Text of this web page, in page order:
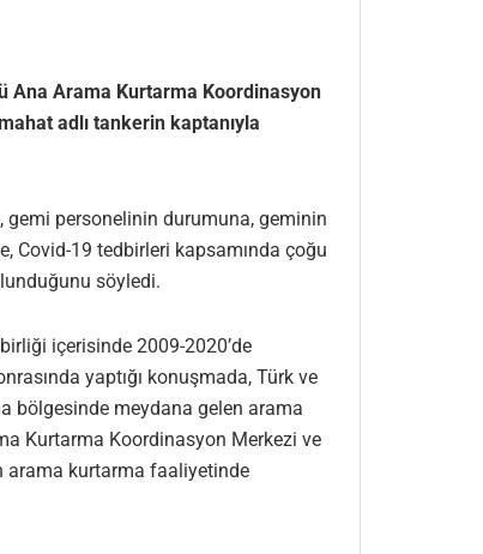
Ana Arama Kurtarma Koordinasyon
adlı tankerin kaptanıyla
gemi personelinin durumuna, geminin
Covid-19 tedbirleri kapsamında çoğu
söyledi.
içerisinde 2009-2020’de
yaptığı konuşmada, Türk ve
bölgesinde meydana gelen arama
Kurtarma Koordinasyon Merkezi ve
arama kurtarma faaliyetinde